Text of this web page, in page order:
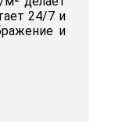
24/7 и
и